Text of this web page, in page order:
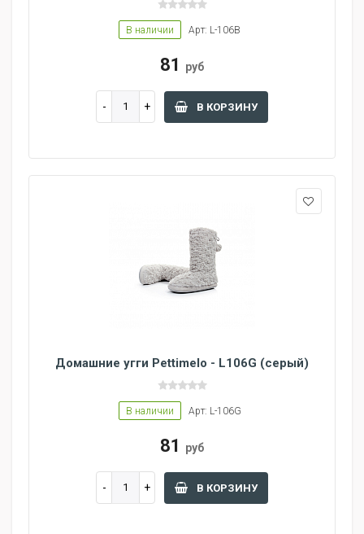
В наличии Арт: L-106B
81 руб
В КОРЗИНУ
Домашние угги Pettimelo - L106G (серый)
В наличии Арт: L-106G
81 руб
В КОРЗИНУ